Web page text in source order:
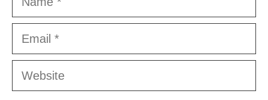
Email
Website